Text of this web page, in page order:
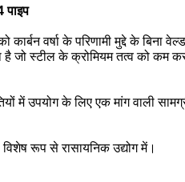
वर्षा के परिणामी मुद्दे के बिना
है जो स्टील के क्रोमियम तत्व को
में उपयोग के लिए एक मांग वाली
विशेष रूप से रासायनिक उद्योग में।